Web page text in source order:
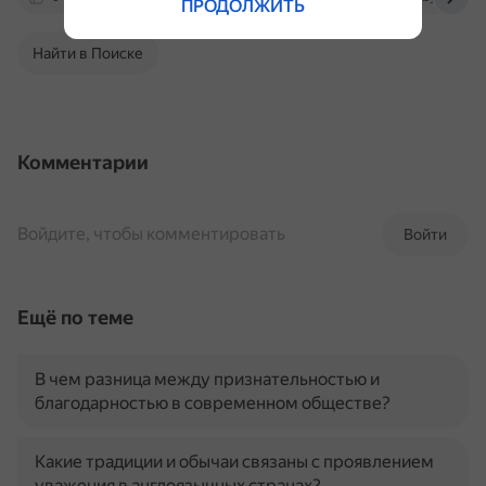
Найти в Поиске
Комментарии
Войти
Войдите, чтобы комментировать
Ещё по теме
В чем разница между признательностью и
благодарностью в современном обществе?
Какие традиции и обычаи связаны с проявлением
ПРОДОЛЖИТЬ